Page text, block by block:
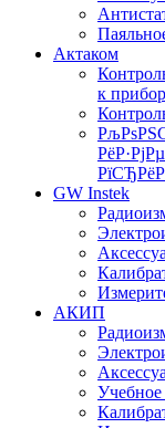
Актаком
к
GW Instek
АКИП
Учебное